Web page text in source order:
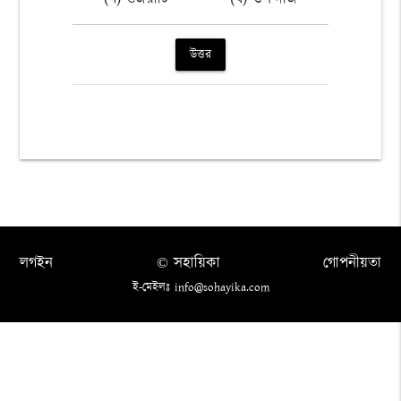
উত্তর
লগইন গোপনীয়তা
© সহায়িকা
ই-মেইলঃ info@sohayika.com